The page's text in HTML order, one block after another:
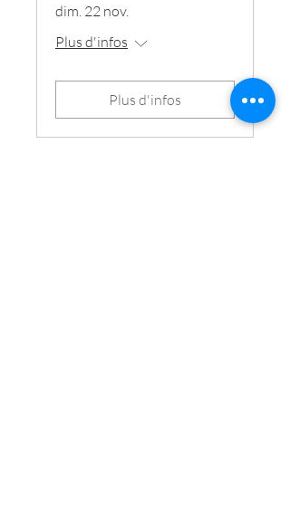
dim. 22 nov.
Plus d'infos
Plus d'infos